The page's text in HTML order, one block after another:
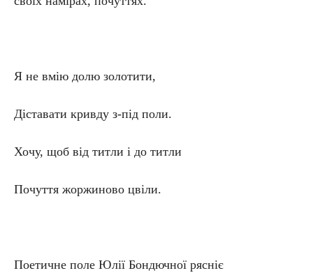
Я не вмію долю золотити,
Діставати кривду з-під поли.
Хочу, щоб від титли і до титли
Почуття жоржиново цвіли.
Поетичне поле Юлії Бондючної рясніє